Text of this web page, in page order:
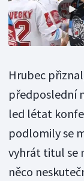
Hrubec
předposlední
led létat
podlomily se
vyhrát titul se
něco